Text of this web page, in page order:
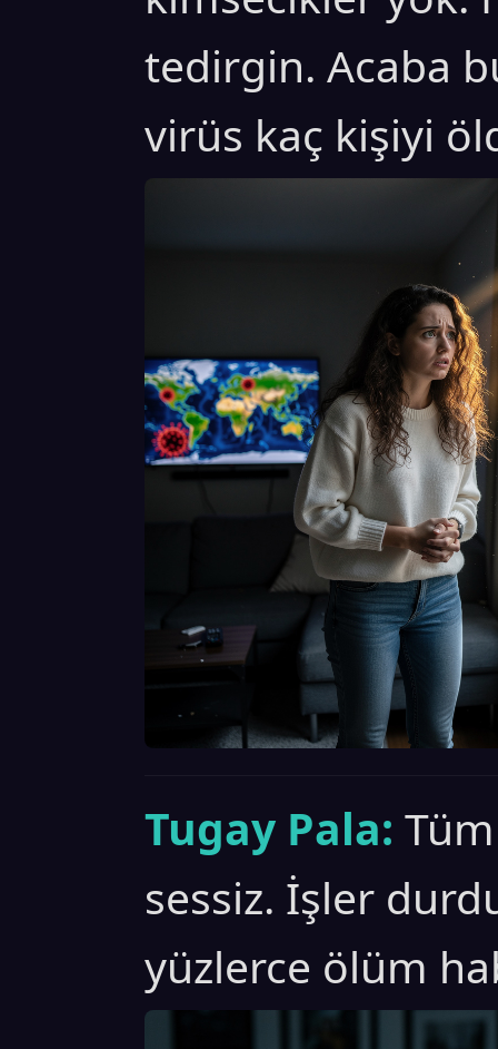
tedirgin. Acaba
virüs kaç kişiyi
Tugay Pala:
sessiz. İşler
yüzlerce ölüm